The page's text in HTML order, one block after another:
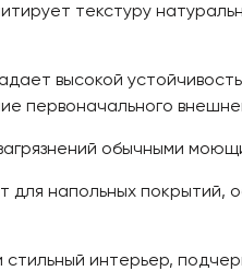
текстуру
высокой
первоначального
обычными
для напольных покрытий,
интерьер,